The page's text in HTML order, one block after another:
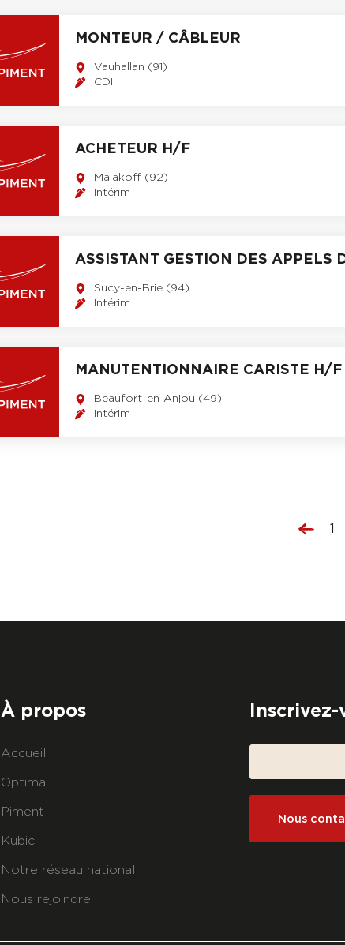
MONTEUR / CÂBLEUR
Vauhallan (91)
CDI
ACHETEUR H/F
Malakoff (92)
Intérim
ASSISTANT GESTION DES APPELS
Sucy-en-Brie (94)
Intérim
MANUTENTIONNAIRE CARISTE H/F
Beaufort-en-Anjou (49)
Intérim
1
À propos
Accueil
Optima
Piment
Kubic
Notre réseau national
Nous rejoindre
Nous